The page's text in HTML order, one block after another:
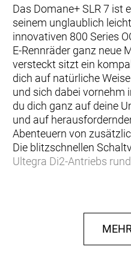
Das Domane+ SLR 7 ist
seinem unglaublich
innovativen 800 Series
E-Rennräder ganz neue
versteckt sitzt ein
dich auf natürliche
und sich dabei vornehm
du dich ganz auf deine
und auf
Abenteuern von
Die blitzschnellen
Ultegra Di2-Antriebs
ist. Vielseitigkeit ist dir
glattem Asphalt bis
erdenklichen